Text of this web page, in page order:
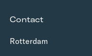
Contact
Rotterdam